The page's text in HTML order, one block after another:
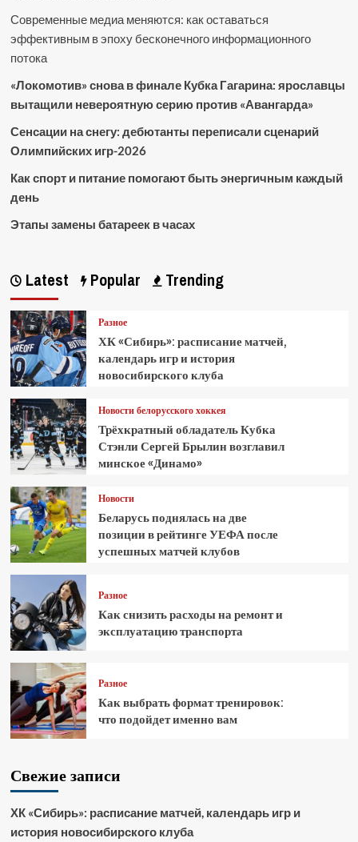
Современные медиа меняются: как оставаться
эффективным в эпоху бесконечного информационного
потока
«Локомотив» снова в финале Кубка Гагарина: ярославцы
вытащили невероятную серию против «Авангарда»
Сенсации на снегу: дебютанты переписали сценарий
Олимпийских игр-2026
Как спорт и питание помогают быть энергичным каждый
день
Этапы замены батареек в часах
Latest Popular Trending
Разное
ХК «Сибирь»: расписание матчей,
календарь игр и история
новосибирского клуба
Новости белорусского хоккея
Трёхкратный обладатель Кубка
Стэнли Сергей Брылин возглавил
минское «Динамо»
Новости
Беларусь поднялась на две
позиции в рейтинге УЕФА после
успешных матчей клубов
Разное
Как снизить расходы на ремонт и
эксплуатацию транспорта
Разное
Как выбрать формат тренировок:
что подойдет именно вам
Свежие записи
ХК «Сибирь»: расписание матчей, календарь игр и
история новосибирского клуба